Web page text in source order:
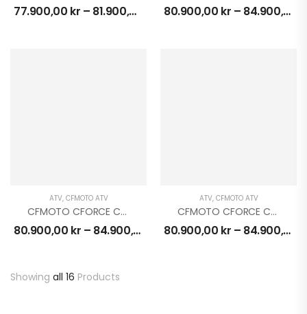
77.900,00 kr – 81.900,00 80.900,00 kr – 84.900,00
ATV, CFMOTO ATV
CFMOTO CFORCE C5 EPS TOURING 4X4
80.900,00 kr – 84.900,00
ATV, CFMOTO ATV
CFMOTO CFORCE C5 EPS TOURING 4X4
80.900,00 kr – 84.900,00
Showing all 16 Products